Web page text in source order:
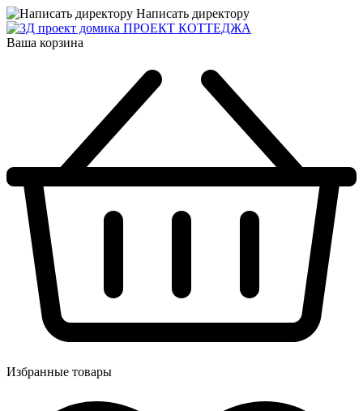
Написать директору
ПРОЕКТ КОТТЕДЖА
Ваша корзина
Избранные товары